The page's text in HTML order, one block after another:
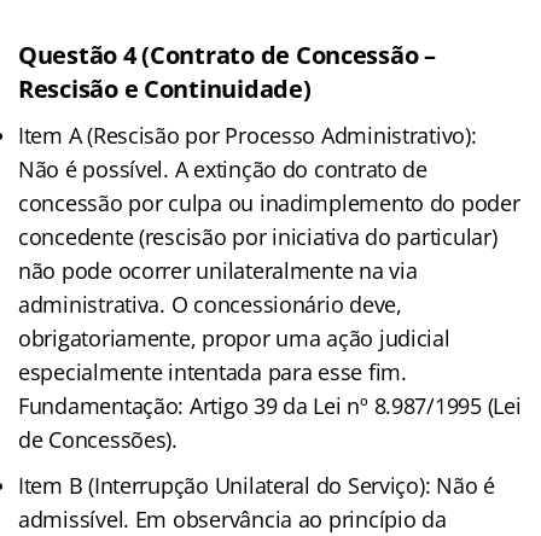
Questão 4 (Contrato de Concessão –
Rescisão e Continuidade)
Item A (Rescisão por Processo Administrativo):
Não é possível. A extinção do contrato de
concessão por culpa ou inadimplemento do poder
concedente (rescisão por iniciativa do particular)
não pode ocorrer unilateralmente na via
administrativa. O concessionário deve,
obrigatoriamente, propor uma ação judicial
especialmente intentada para esse fim.
Fundamentação: Artigo 39 da Lei nº 8.987/1995 (Lei
de Concessões).
Item B (Interrupção Unilateral do Serviço): Não é
admissível. Em observância ao princípio da